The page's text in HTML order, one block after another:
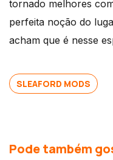
tornado melhores
perfeita noção do
acham que é nesse
SLEAFORD MODS
Pode também